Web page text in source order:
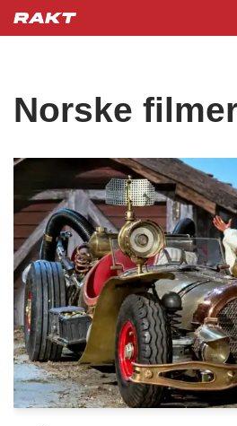
innholdet
Norske